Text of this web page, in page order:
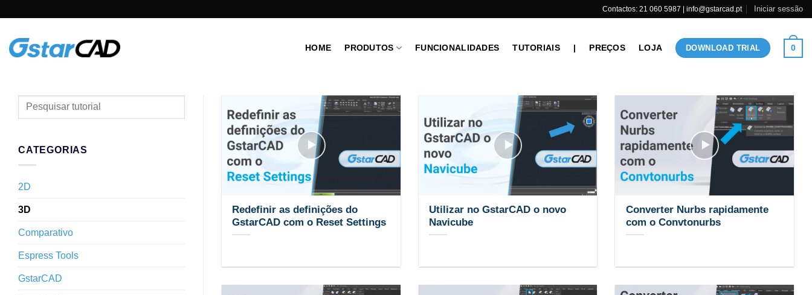
content
Contactos: 21 060 5987 | info@gstarcad.pt Iniciar sessão
HOME PRODUTOS FUNCIONALIDADES TUTORIAIS | PREÇOS LOJA DOWNLOAD TRIAL 0
PESQUISAR
CATEGORIAS
2D
3D
Comparativo
Espress Tools
GstarCAD
Redefinir as definições do
GstarCAD com o Reset Settings
Utilizar no GstarCAD o novo
Navicube
Converter Nurbs rapidamente
com o Convtonurbs